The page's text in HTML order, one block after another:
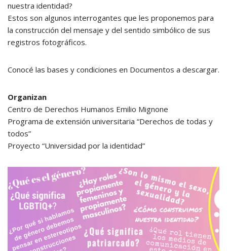
nuestra identidad?
Estos son algunos interrogantes que les proponemos para
la construcción del mensaje y del sentido simbólico de sus
registros fotográficos.
Conocé las bases y condiciones en Documentos a descargar.
Organizan
Centro de Derechos Humanos Emilio Mignone
Programa de extensión universitaria “Derechos de todas y
todos”
Proyecto “Universidad por la identidad”